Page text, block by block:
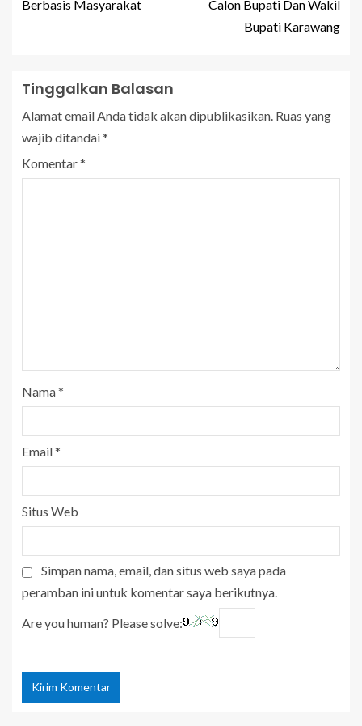
Berbasis Masyarakat
Calon Bupati Dan Wakil
Bupati Karawang
Tinggalkan Balasan
Alamat email Anda tidak akan dipublikasikan. Ruas yang
wajib ditandai*
Komentar*
Nama*
Email*
Situs Web
Simpan nama, email, dan situs web saya pada
peramban ini untuk komentar saya berikutnya.
Are you human? Please solve: